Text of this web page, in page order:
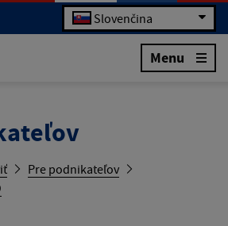
Slovenčina
Menu
Pre podnikateľov